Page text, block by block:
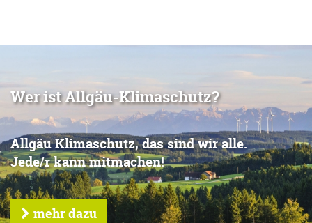
Wer ist Allgäu-Klimaschutz?
Allgäu Klimaschutz, das sind wir alle.
Jede/r kann mitmachen!
mehr dazu